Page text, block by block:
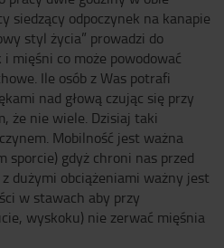
siedzący odpoczynek na kanapie
styl życia” prowadzi do
mięśni co może powodować
Ile osób z Was potrafi
nad głową czując się przy
że nie wiele. Dzisiaj taki
Mobilność jest ważna
sporcie) gdyż chroni nas przed
dużymi obciążeniami ważny jest
w stawach aby przy
wyskoku) nie zerwać mięśnia